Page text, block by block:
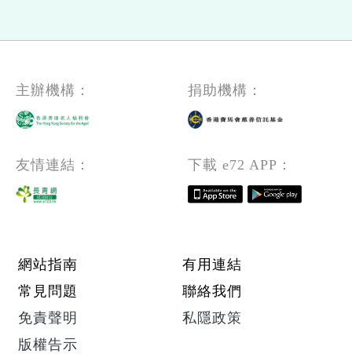
主辦機構： 捐助機構：
友情連結： 下載 e72 APP：
Footer menu
網站指南
有用連結
常見問題
聯絡我們
免責聲明
私隱政策
版權告示